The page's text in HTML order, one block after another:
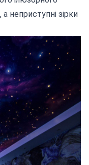
неприступні зірки